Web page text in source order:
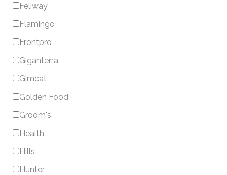
Feliway
Flamingo
Frontpro
Giganterra
Gimcat
Golden Food
Groom's
Health
Hills
Hunter